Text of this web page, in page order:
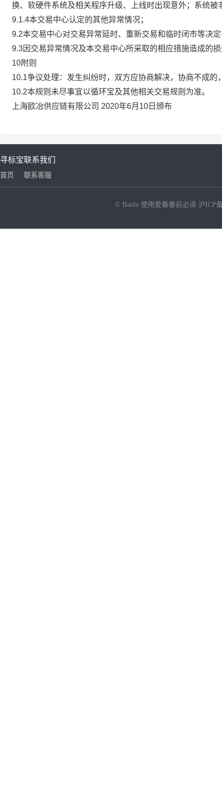
换、软硬件系统及相关程序升级、上线时出现意外；系统
9.1.4本交易中心认定的其他异常情况；
9.2本交易中心对交易异常延时、重新交易和临时闭市等决
9.3因交易异常情况及本交易中心所采取的相应措施造成的
10附则
10.1争议处理：发生纠纷时，双方应协商解决，协商不成
10.2本规则未尽事宜以循环宝及其他相关交易规则为准。
上海欧冶供应链有限公司 2020年6月10日颁布
寻标宝
首页
联系我们
联系客服
© Baidu 使用爱番番前必读 沪ICP